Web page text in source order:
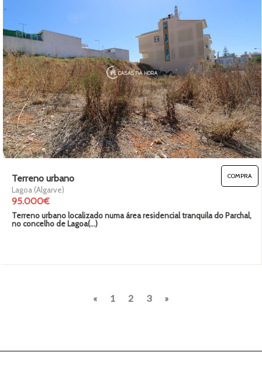
Terreno urbano
Lagoa (Algarve)
COMPRA
95.000€
Terreno urbano localizado numa área residencial tranquila do Parchal,
no concelho de Lagoa(...)
«Previous
1 2 3 »